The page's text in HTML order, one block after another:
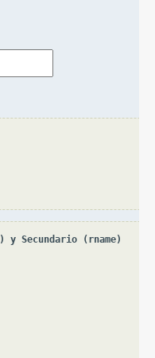
y Secundario (rname)